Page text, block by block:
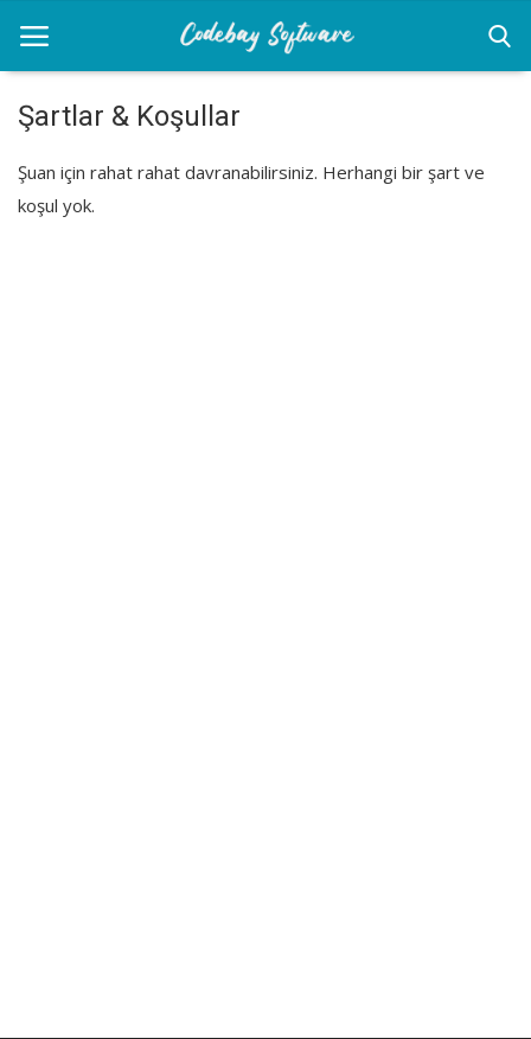
Anasayfa
Diğer
Şartlar & Koşullar
Şuan için rahat rahat davranabilirsiniz. Herhangi bir şart ve
koşul yok.